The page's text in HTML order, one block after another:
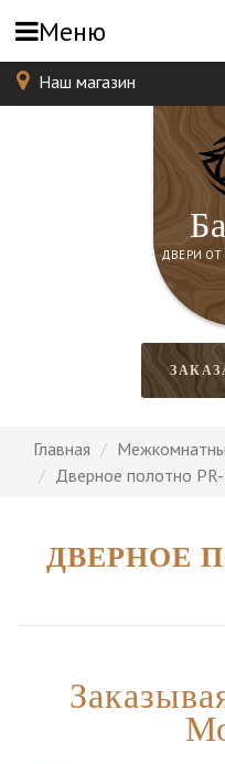
ДВЕРИ
Наш магазин
Главная
Дверное полотно
ДВЕРНОЕ
Меню